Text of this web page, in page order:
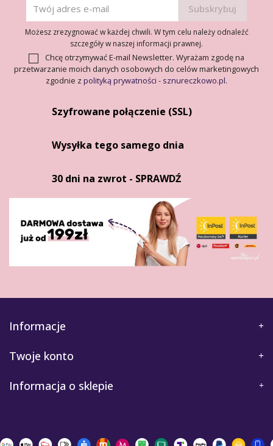
Możesz zrezygnować w każdej chwili. W tym celu należy odnaleźć
szczegóły w naszej informacji prawnej.
Chcę otrzymywać E-mail Newsletter. Wyrażam zgodę na
przetwarzanie moich danych osobowych do celów marketingowych
zgodnie z polityką prywatności - sznureczkowo.pl.
Szyfrowane połączenie (SSL)
Wysyłka tego samego dnia
30 dni na zwrot - SPRAWDŹ
Informacje
Twoje konto
Informacja o sklepie